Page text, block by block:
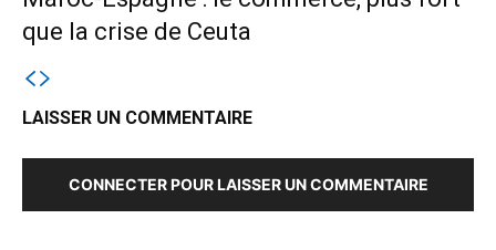
que la crise de Ceuta
LAISSER UN COMMENTAIRE
CONNECTER POUR LAISSER UN COMMENTAIRE